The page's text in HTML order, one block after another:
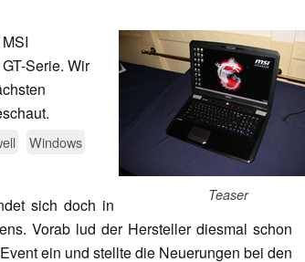
Teaser
Serie. Wir
Windows
sich doch in
Vorab lud der Hersteller diesmal schon
ein und stellte die Neuerungen bei den